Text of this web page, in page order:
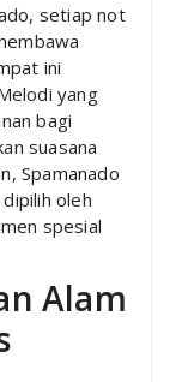
setiap not
ini
yang
bagi
suasana
Spamanado
oleh
spesial
Alam